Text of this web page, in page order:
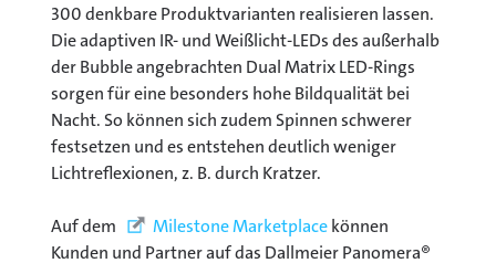
300 denkbare Produktvarianten realisieren lassen.
Die adaptiven IR- und Weißlicht-LEDs des außerhalb
der Bubble angebrachten Dual Matrix LED-Rings
sorgen für eine besonders hohe Bildqualität bei
Nacht. So können sich zudem Spinnen schwerer
festsetzen und es entstehen deutlich weniger
Lichtreflexionen, z. B. durch Kratzer.
Auf dem Milestone Marketplacekönnen
Kunden und Partner auf das Dallmeier Panomera®